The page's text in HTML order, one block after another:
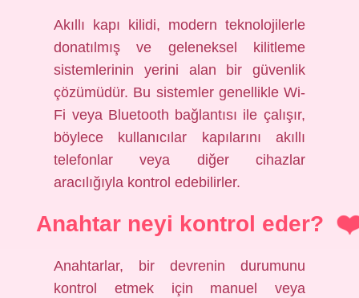
Akıllı kapı kilidi, modern teknolojilerle
donatılmış ve geleneksel kilitleme
sistemlerinin yerini alan bir güvenlik
çözümüdür. Bu sistemler genellikle Wi-
Fi veya Bluetooth bağlantısı ile çalışır,
böylece kullanıcılar kapılarını akıllı
telefonlar veya diğer cihazlar
aracılığıyla kontrol edebilirler.
Anahtar neyi kontrol eder?
Anahtarlar, bir devrenin durumunu
kontrol etmek için manuel veya